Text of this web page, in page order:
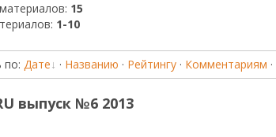
: 15
: 1-10
по: Дате · Названию · Рейтингу· Комментариям ·
выпуск №6 2013